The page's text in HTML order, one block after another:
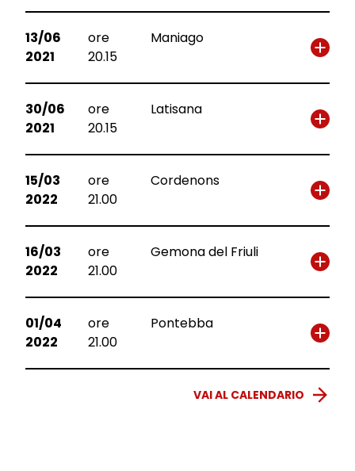
13/06
2021
ore
20.15
Maniago
30/06
2021
ore
20.15
Latisana
15/03
2022
ore
21.00
Cordenons
16/03
2022
ore
21.00
Gemona del Friuli
01/04
2022
ore
21.00
Pontebba
VAI AL CALENDARIO